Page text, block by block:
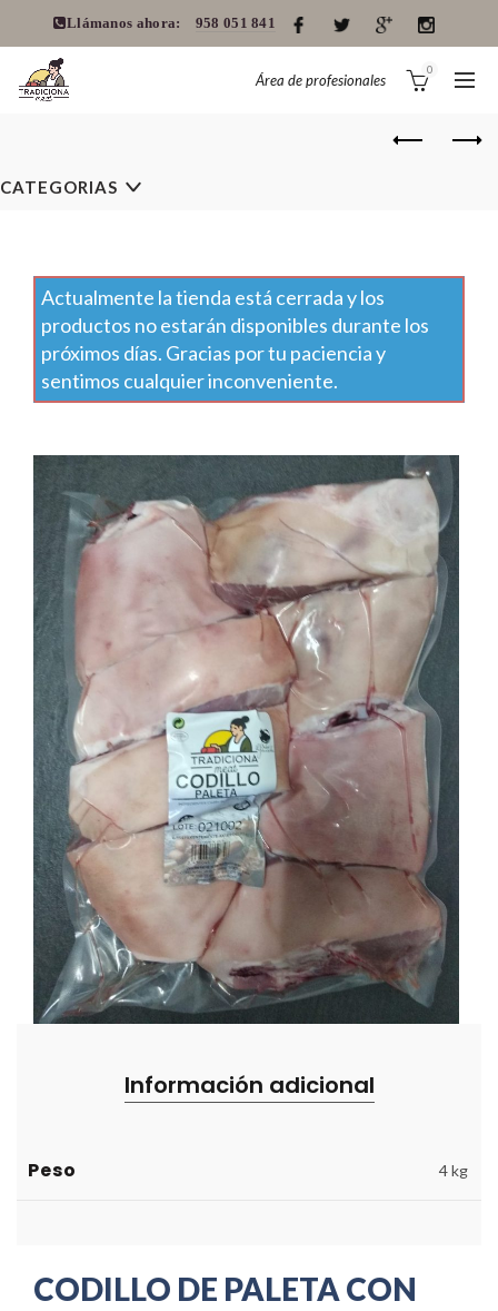
Llámanos ahora: 958 051 841
Área de profesionales
0
CATEGORIAS
Actualmente la tienda está cerrada y los
productos no estarán disponibles durante los
próximos días. Gracias por tu paciencia y
sentimos cualquier inconveniente.
Información adicional
Peso 4 kg
CODILLO DE PALETA CON